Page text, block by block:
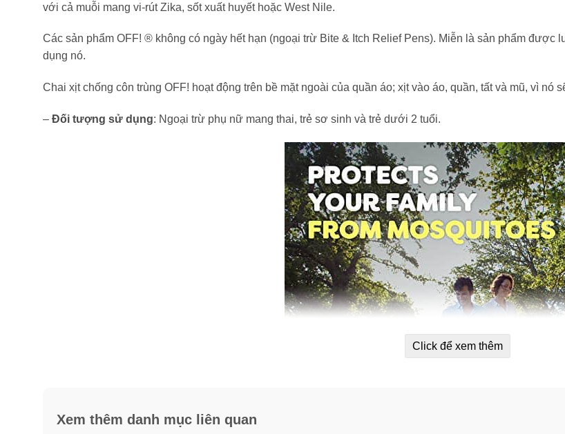
với cả muỗi mang vi-rút Zika, sốt xuất huyết hoặc West Nile.
Các sản phẩm OFF! ® không có ngày hết hạn (ngoại trừ Bite & Itch Relief Pens). Miễn là sản phẩm
dụng nó.
Chai xịt chống côn trùng OFF! hoạt động trên bề mặt ngoài của quần áo; xịt vào áo, quần, tất và mũ, vì nó
– Đối tượng sử dụng: Ngoại trừ phụ nữ mang thai, trẻ sơ sinh và trẻ dưới 2 tuổi.
Click để xem thêm
Xem thêm danh mục liên quan